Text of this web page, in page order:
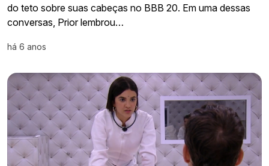
do teto sobre suas cabeças no BBB 20. Em uma dessas
conversas, Prior lembrou…
há 6 anos